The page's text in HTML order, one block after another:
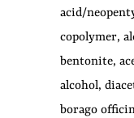
acid/
copolymer,
bentonite,
alcohol,
borago